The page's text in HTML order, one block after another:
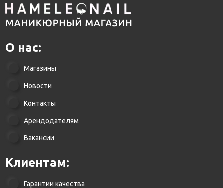
О нас:
Магазины
Новости
Контакты
Арендодателям
Вакансии
Клиентам:
Гарантии качества